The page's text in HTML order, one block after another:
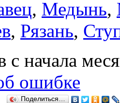
, Медынь,
, Рязань,
с начала
ошибке
Поделиться…